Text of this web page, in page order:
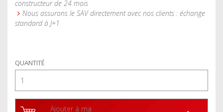
constructeur de 24 mois
Nous assurons le SAV directement avec nos clients : échange
standard à J+1
QUANTITÉ
Ajouter à ma